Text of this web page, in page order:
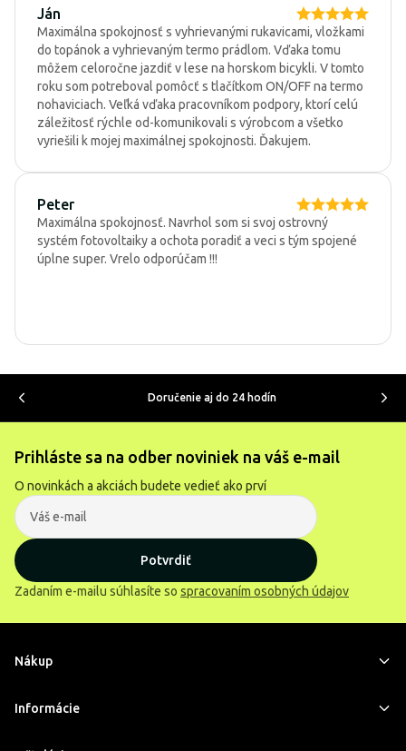
Ján
Maximálna spokojnosť s vyhrievanými rukavicami, vložkami
do topánok a vyhrievaným termo prádlom. Vďaka tomu
môžem celoročne jazdiť v lese na horskom bicykli. V tomto
roku som potreboval pomôcť s tlačítkom ON/OFF na termo
nohaviciach. Veľká vďaka pracovníkom podpory, ktorí celú
záležitosť rýchle od-komunikovali s výrobcom a všetko
vyriešili k mojej maximálnej spokojnosti. Ďakujem.
Peter
Maximálna spokojnosť. Navrhol som si svoj ostrovný
systém fotovoltaiky a ochota poradiť a veci s tým spojené
úplne super. Vrelo odporúčam !!!
Doručenie aj do 24 hodín
Prihláste sa na odber noviniek na váš e-mail
O novinkách a akciách budete vedieť ako prví
Potvrdiť
Zadaním e-mailu súhlasíte so spracovaním osobných údajov
Nákup
Informácie